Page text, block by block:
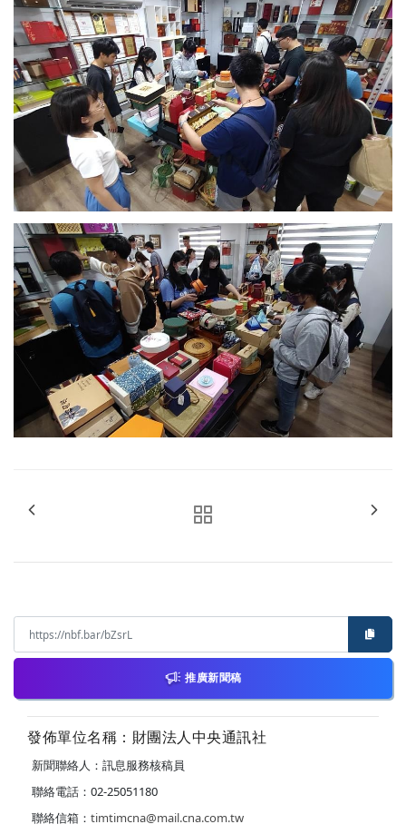
推廣新聞稿
發佈單位名稱：財團法人中央通訊社
新聞聯絡人：訊息服務核稿員
聯絡電話：02-25051180
聯絡信箱： timtimcna@mail.cna.com.tw